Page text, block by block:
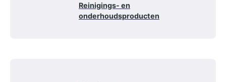
Reinigings- en
onderhoudsproducten